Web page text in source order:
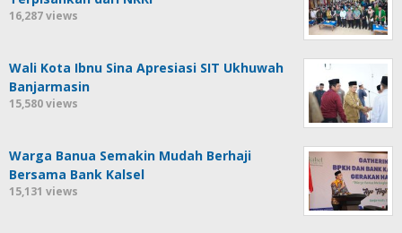
16,287 views
Wali Kota Ibnu Sina Apresiasi SIT Ukhuwah
Banjarmasin
15,580 views
Warga Banua Semakin Mudah Berhaji
Bersama Bank Kalsel
15,131 views